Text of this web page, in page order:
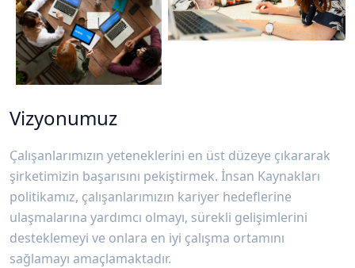
Vizyonumuz
Çalışanlarımızın yeteneklerini en üst düzeye çıkararak
şirketimizin başarısını pekiştirmek. İnsan Kaynakları
politikamız, çalışanlarımızın kariyer hedeflerine
ulaşmalarına yardımcı olmayı, sürekli gelişimlerini
desteklemeyi ve onlara en iyi çalışma ortamını
sağlamayı amaçlamaktadır.